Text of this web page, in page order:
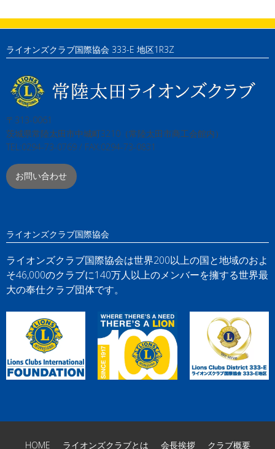
ライオンズクラブ国際協会 333-E 地区1R3Z
〒313-0061
茨城県常陸太田市中城町3210（常陸太田市商工会館内）
TEL:0294-73-0769 / FAX:0294-73-0831
お問い合わせ
ライオンズクラブ国際協会
ライオンズクラブ国際協会は世界200以上の国と地域のおよ
そ46,000のクラブに140万人以上のメンバーを擁する世界最
大の奉仕クラブ団体です。
HOME ライオンズクラブとは 会長挨拶 クラブ概要